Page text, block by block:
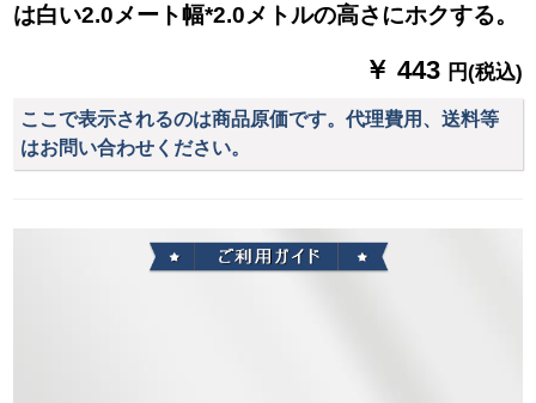
は白い2.0メート幅*2.0メトルの高さにホクする。
￥ 443 円(税込)
ここで表示されるのは商品原価です。代理費用、送料等
はお問い合わせください。